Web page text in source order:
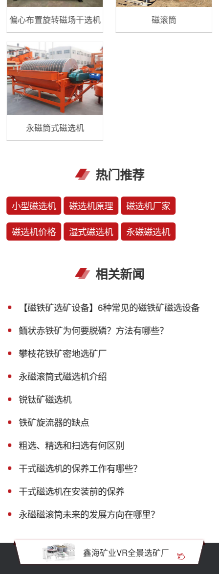
偏心布置旋转磁场干选机 磁滚筒
永磁筒式磁选机
热门推荐
小型磁选机 磁选机原理 磁选机厂家
磁选机价格 湿式磁选机 永磁磁选机
相关新闻
【磁铁矿选矿设备】6种常见的磁铁矿磁选设备
鲕状赤铁矿为何要脱磷？方法有哪些？
攀枝花铁矿密地选矿厂
永磁滚筒式磁选机介绍
锐钛矿磁选机
铁矿旋流器的缺点
粗选、精选和扫选有何区别
干式磁选机的保养工作有哪些？
干式磁选机在安装前的保养
永磁磁滚筒未来的发展方向在哪里？
鑫海矿业VR全景选矿厂